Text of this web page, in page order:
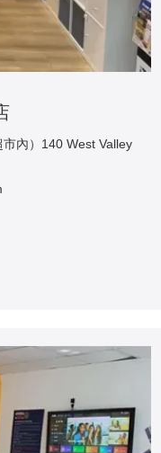
內）140 West Valley